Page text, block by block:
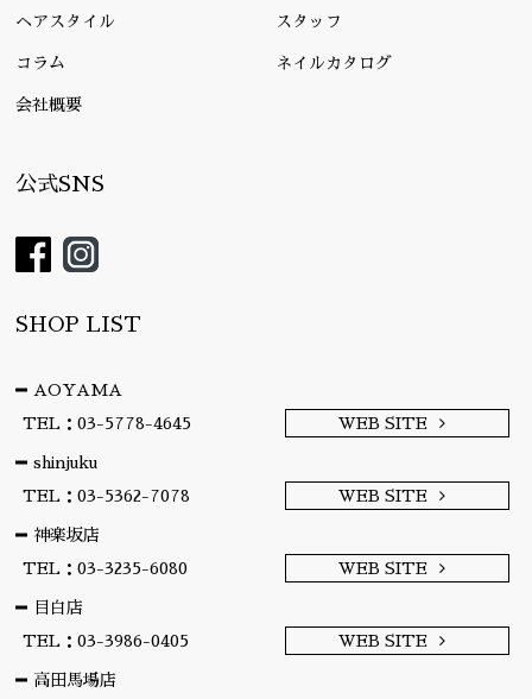
ヘアスタイル スタッフ
コラム ネイルカタログ
会社概要
公式SNS
SHOP LIST
AOYAMA
TEL：03-5778-4645
WEB SITE
shinjuku
TEL：03-5362-7078
WEB SITE
神楽坂店
TEL：03-3235-6080
WEB SITE
目白店
TEL：03-3986-0405
WEB SITE
高田馬場店